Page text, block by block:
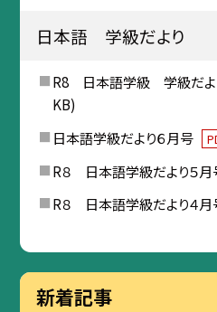
日本語 学級だより
R8 日本語学級 学級だよ
KB)
日本語学級だより６月号
R８ 日本語学級だより５月
R８ 日本語学級だより４月
新着記事